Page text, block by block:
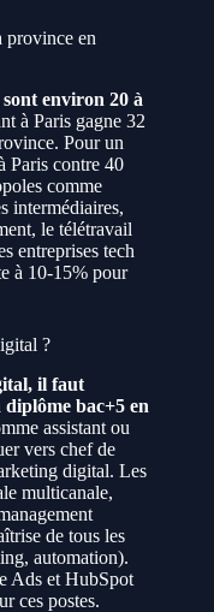
province en
environ 20 à
à Paris gagne 32
Pour un
Paris contre 40
comme
intermédiaires,
le télétravail
entreprises tech
à 10-15% pour
?
il faut
diplôme bac+5 en
assistant ou
vers chef de
digital. Les
multicanale,
de tous les
automation).
Ads et HubSpot
ces postes.